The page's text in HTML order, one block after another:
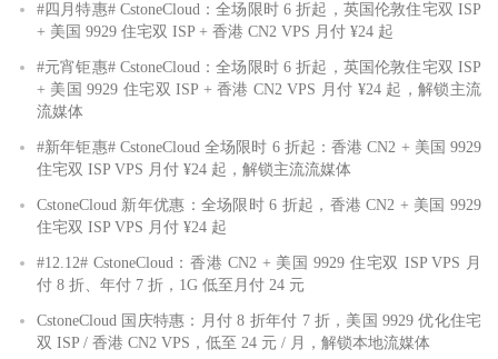
#四月特惠# CstoneCloud：全场限时 6 折起，英国伦敦住宅双 ISP
+ 美国 9929 住宅双 ISP + 香港 CN2 VPS 月付 ¥24 起
#元宵钜惠# CstoneCloud：全场限时 6 折起，英国伦敦住宅双 ISP
+ 美国 9929 住宅双 ISP + 香港 CN2 VPS 月付 ¥24 起，解锁主流
流媒体
#新年钜惠# CstoneCloud 全场限时 6 折起：香港 CN2 + 美国 9929
住宅双 ISP VPS 月付 ¥24 起，解锁主流流媒体
CstoneCloud 新年优惠：全场限时 6 折起，香港 CN2 + 美国 9929
住宅双 ISP VPS 月付 ¥24 起
#12.12# CstoneCloud：香港 CN2 + 美国 9929 住宅双 ISP VPS 月
付 8 折、年付 7 折，1G 低至月付 24 元
CstoneCloud 国庆特惠：月付 8 折年付 7 折，美国 9929 优化住宅
双 ISP / 香港 CN2 VPS，低至 24 元 / 月，解锁本地流媒体